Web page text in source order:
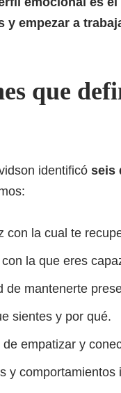
empezar a
que
identificó seis
con la cual te
la que eres
de mantenerte
sientes y por qué.
de empatizar y
y comportamientos